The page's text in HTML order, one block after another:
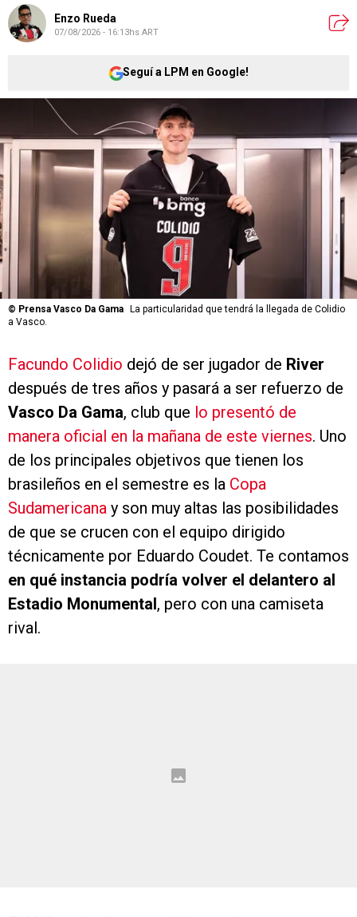
Enzo Rueda
07/08/2026 - 16:13hs ART
Seguí a LPM en Google!
© Prensa Vasco Da Gama
La particularidad que tendrá la llegada de Colidio
a Vasco.
Facundo Colidio dejó de ser jugador de River
después de tres años y pasará a ser refuerzo de
Vasco Da Gama, club que lo presentó de
manera oficial en la mañana de este viernes. Uno
de los principales objetivos que tienen los
brasileños en el semestre es la Copa
Sudamericana y son muy altas las posibilidades
de que se crucen con el equipo dirigido
técnicamente por Eduardo Coudet. Te contamos
en qué instancia podría volver el delantero al
Estadio Monumental , pero con una camiseta
rival.